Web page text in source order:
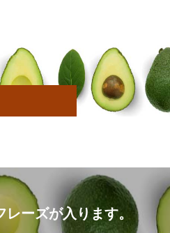
ーズが入ります。